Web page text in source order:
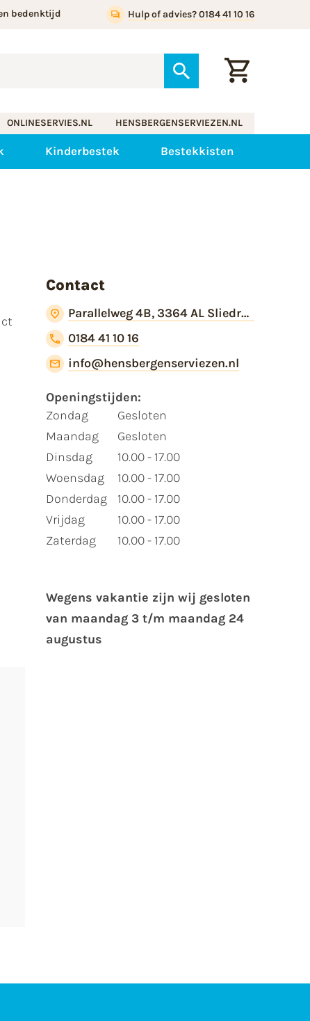
bedenktijd Hulp of advies? 0184 41 10 16
ONLINESERVIES.NL HENSBERGENSERVIEZEN.NL
Kinderbestek Bestekkisten
Contact
Parallelweg 4B, 3364 AL Sliedrecht
0184 41 10 16
info@hensbergenserviezen.nl
Openingstijden:
Zondag
Maandag
Dinsdag
Woensdag
Donderdag
Vrijdag
Zaterdag
Gesloten
Gesloten
10.00 - 17.00
10.00 - 17.00
10.00 - 17.00
10.00 - 17.00
10.00 - 17.00
Wegens vakantie zijn wij gesloten
van ​maandag 3 t/m maandag 24
augustus